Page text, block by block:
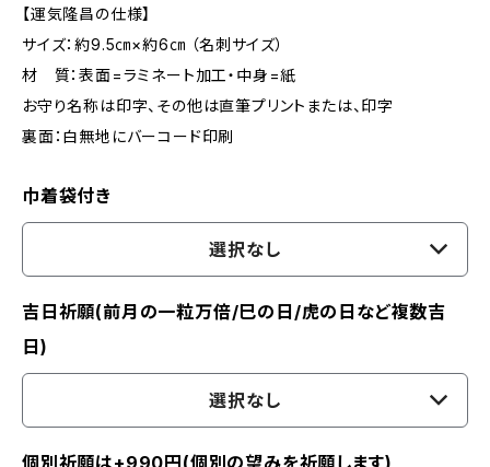
【運気隆昌の仕様】
サイズ：約9.5㎝×約6㎝ （名刺サイズ）
材 質：表面=ラミネート加工・中身=紙
お守り名称は印字、その他は直筆プリントまたは、印字
裏面：白無地にバーコード印刷
巾着袋付き
選択なし
吉日祈願(前月の一粒万倍/巳の日/虎の日など複数吉
日)
選択なし
個別祈願は+990円(個別の望みを祈願します)